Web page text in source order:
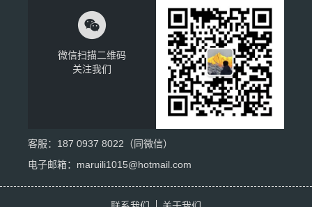

微信扫描二维码
关注我们
客服： 187 0937 8022 （同微信）
电子邮箱：maruili1015@hotmail.com